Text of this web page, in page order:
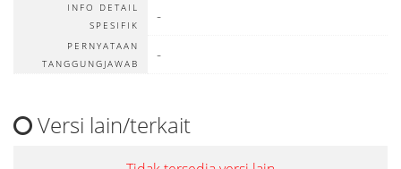
INFO DETAIL
SPESIFIK
-
PERNYATAAN
TANGGUNGJAWAB
-
Versi lain/terkait